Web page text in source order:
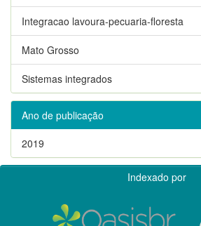
Integracao lavoura-pecuaria-floresta
Mato Grosso
Sistemas integrados
Ano de publicação
2019
Indexado por